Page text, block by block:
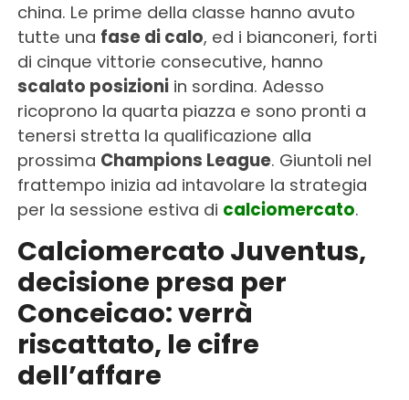
china. Le prime della classe hanno avuto
tutte una fase di calo, ed i bianconeri, forti
di cinque vittorie consecutive, hanno
scalato posizioniin sordina. Adesso
ricoprono la quarta piazza e sono pronti a
tenersi stretta la qualificazione alla
prossima Champions League. Giuntoli nel
frattempo inizia ad intavolare la strategia
per la sessione estiva di calciomercato.
Calciomercato Juventus,
decisione presa per
Conceicao: verrà
riscattato, le cifre
dell’affare